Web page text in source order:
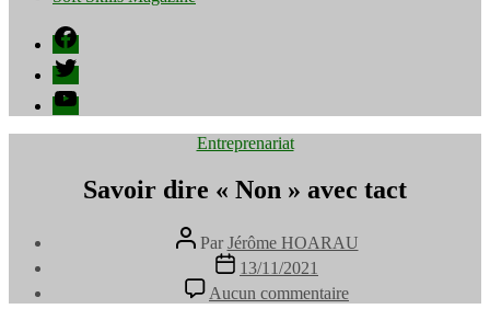
Facebook
Twitter
YouTube
Catégories
Entreprenariat
Savoir dire « Non » avec tact
Auteur
de
l’article
Par Jérôme HOARAU
Date
l’article
13/11/2021
Aucun commentaire